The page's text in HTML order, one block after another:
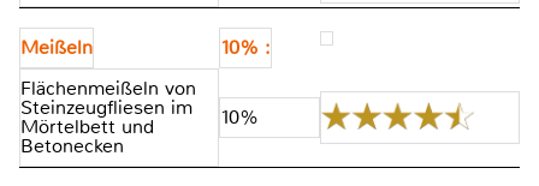
Meißeln
10% :
Flächenmeißeln von
Steinzeugfliesen im
Mörtelbett und
Betonecken
10%